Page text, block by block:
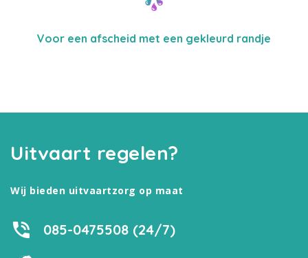
Voor een afscheid met een gekleurd randje
Uitvaart regelen?
Wij bieden uitvaartzorg op maat
085-0475508 (24/7)